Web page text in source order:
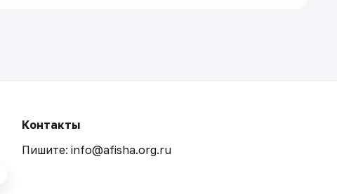
Контакты
Пишите: info@afisha.org.ru